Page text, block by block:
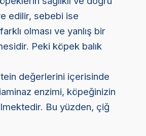
edilir, sebebi ise
olması ve yanlış bir
Peki köpek balık
değerlerini içerisinde
enzimi, köpeğinizin
Bu yüzden, çiğ